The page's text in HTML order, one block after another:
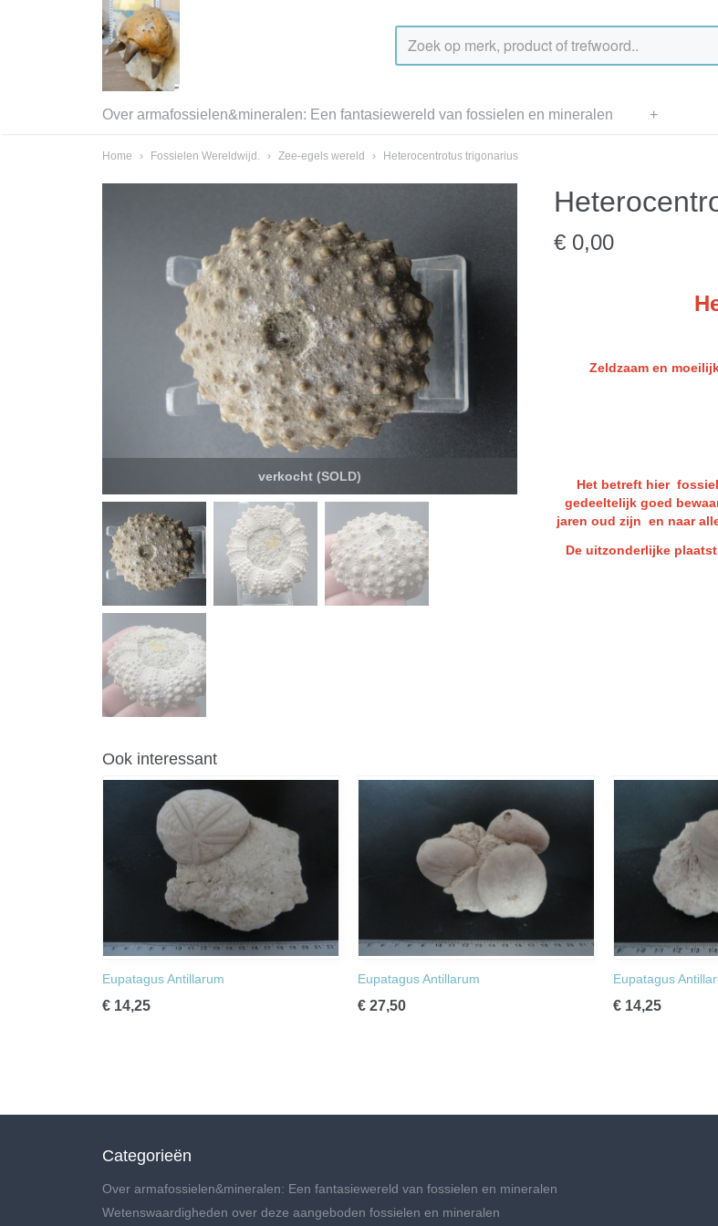
Over armafossielen&mineralen: Een fantasiewereld van fossielen en mineralen +
Home › Fossielen Wereldwijd. › Zee-egels wereld › Heterocentrotus trigonarius
verkocht (SOLD)
€ 0,00
Zeldzaam en
Het betreft hier
gedeeltelijk goed
jaren oud zijn en naar
De uitzonderlijke
Ook interessant
Eupatagus Antillarum
€ 14,25
Eupatagus Antillarum
€ 27,50
Eupatagus
€ 14,25
Categorieën
Over armafossielen&mineralen: Een fantasiewereld van fossielen en mineralen
Wetenswaardigheden over deze aangeboden fossielen en mineralen